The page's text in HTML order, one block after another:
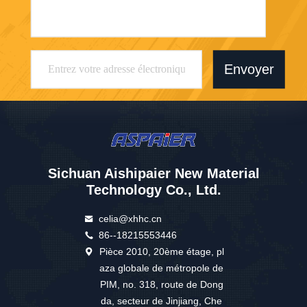
Envoyer
Sichuan Aishipaier New Material
Technology Co., Ltd.
celia@xhhc.cn
86--18215553446
Pièce 2010, 20ème étage, pl
aza globale de métropole de
PIM, no. 318, route de Dong
da, secteur de Jinjiang, Che